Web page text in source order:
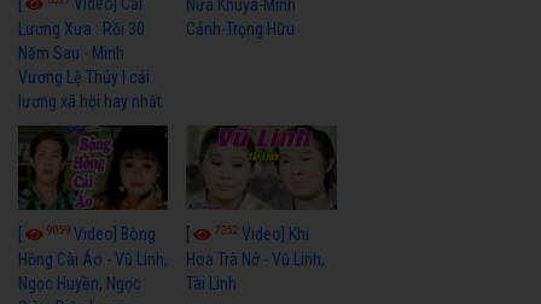
Lương Xưa : Rồi 30
Năm Sau - Minh
Vương Lệ Thủy | cải
lương xã hội hay nhất
Nửa Khuya-Minh
Cảnh-Trọng Hữu
9059 Video] Bông
Hồng Cài Áo - Vũ Linh,
Ngọc Huyền, Ngọc
7352Video] Khi
Hoa Trà Nở - Vũ Linh,
Tài Linh